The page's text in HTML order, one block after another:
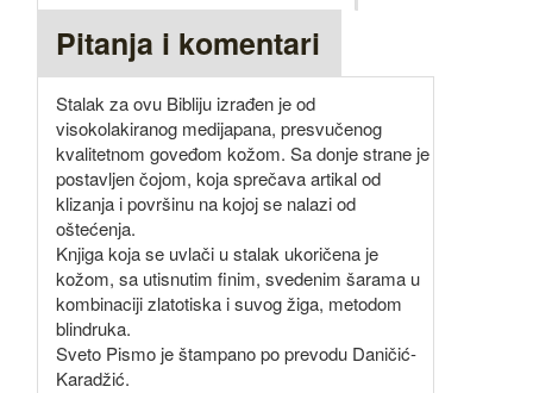
Pitanja i komentari
Stalak za ovu Bibliju izrađen je od
visokolakiranog medijapana, presvučenog
kvalitetnom goveđom kožom. Sa donje strane je
postavljen čojom, koja sprečava artikal od
klizanja i površinu na kojoj se nalazi od
oštećenja.
Knjiga koja se uvlači u stalak ukoričena je
kožom, sa utisnutim finim, svedenim šarama u
kombinaciji zlatotiska i suvog žiga, metodom
blindruka.
Sveto Pismo je štampano po prevodu Daničić-
Karadžić.